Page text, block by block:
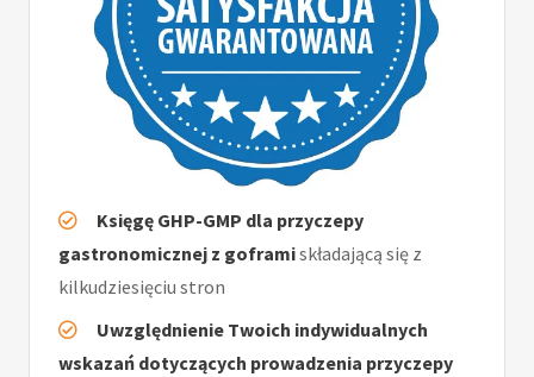
Księgę GHP-GMP dla przyczepy
gastronomicznej z goframiskładającą się z
kilkudziesięciu stron
Uwzględnienie Twoich indywidualnych
wskazań dotyczących prowadzenia przyczepy